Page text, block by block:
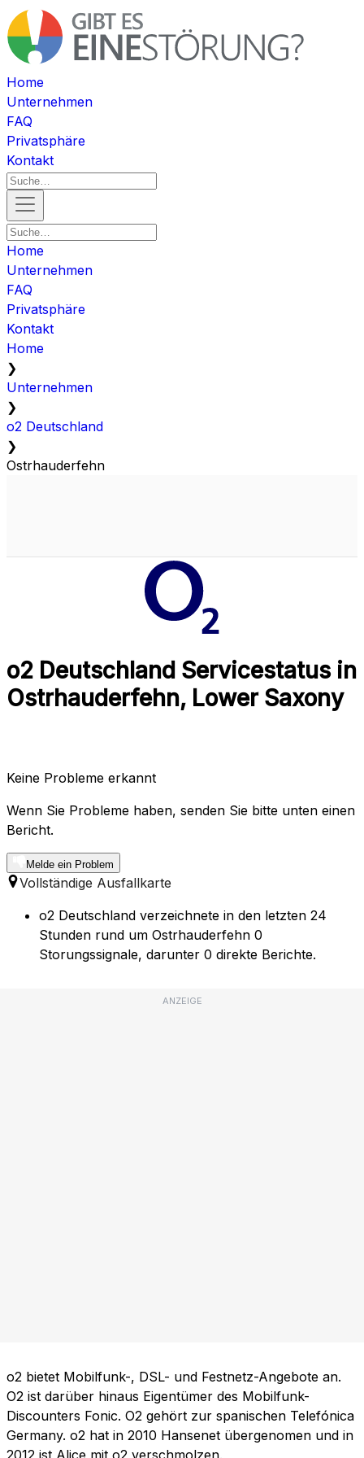
Home
Unternehmen
FAQ
Privatsphäre
Kontakt
Home
Unternehmen
FAQ
Privatsphäre
Kontakt
Home
❯
Unternehmen
❯
o2 Deutschland
❯
Ostrhauderfehn
o2 Deutschland Servicestatus in
Ostrhauderfehn, Lower Saxony
Keine Probleme erkannt
Wenn Sie Probleme haben, senden Sie bitte unten einen
Bericht.
Melde ein Problem
Vollständige Ausfallkarte
o2 Deutschland verzeichnete in den letzten 24
Stunden rund um Ostrhauderfehn 0
Storungssignale, darunter 0 direkte Berichte.
ANZEIGE
o2 bietet Mobilfunk-, DSL- und Festnetz-Angebote an.
O2 ist darüber hinaus Eigentümer des Mobilfunk-
Discounters Fonic. O2 gehört zur spanischen Telefónica
Germany. o2 hat in 2010 Hansenet übergenomen und in